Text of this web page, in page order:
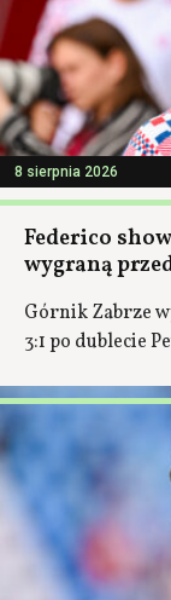
8 sierpnia 2026
Federico
wygraną
Górnik Zabrze
3:1 po dublecie